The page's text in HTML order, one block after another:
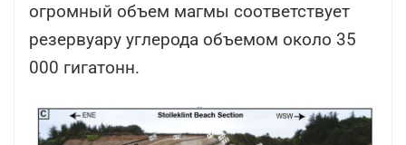
огромный объем магмы соответствует
резервуару углерода объемом около 35
000 гигатонн.